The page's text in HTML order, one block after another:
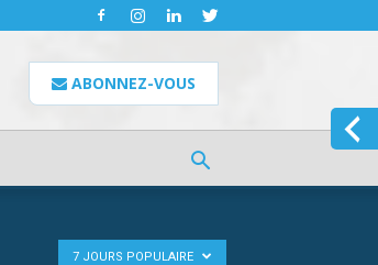
ABONNEZ-VOUS
7 JOURS POPULAIRE